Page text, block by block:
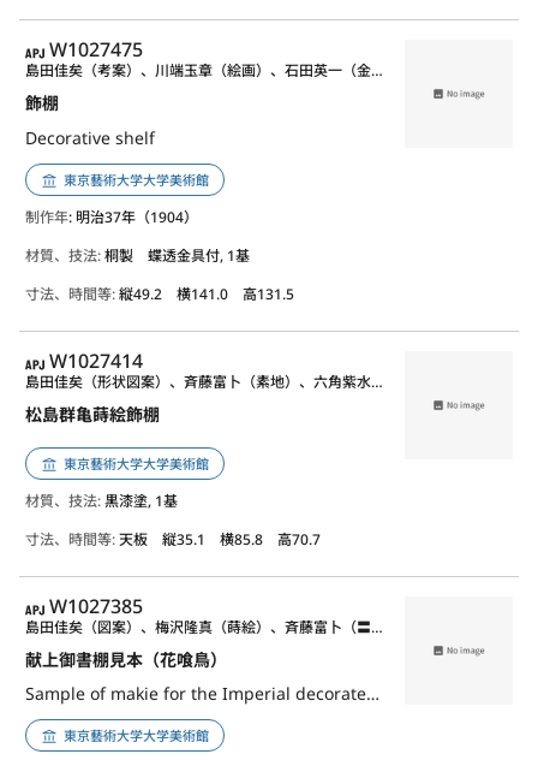
APJ
W1027475
飾棚
Decorative shelf
島田佳矣（考案）、川端玉章（絵画）、石田英一（金具）、斉藤富卜（指物）
東京藝術大学大学美術館
制作年: 明治37年（1904）
材質、技法:桐製 蝶透金具付, 1基
寸法、時間等:縦49.2 横141.0 高131.5
APJ
W1027414
松島群亀蒔絵飾棚
島田佳矣（形状図案）、斉藤富卜（素地）、六角紫水（蒔絵）
東京藝術大学大学美術館
材質、技法:黒漆塗, 1基
寸法、時間等:天板 縦35.1 横85.8 高70.7
APJ
W1027385
献上御書棚見本（花喰鳥）
Sample of makie for the Imperial decorated cabinet
島田佳矣（図案）、梅沢隆真（蒔絵）、斉藤富卜（〓地）、三田村自芳（蒔絵）、多畑宗哉（〓漆）、森田忠美（金具）、高井泰令（蒔絵）、福島泰哉（蒔絵）、結城哲雄（蒔絵）、月尾慶水（蒔絵）、荘司芳真（蒔絵）、浅見清寿（螺鈿）
東京藝術大学大学美術館